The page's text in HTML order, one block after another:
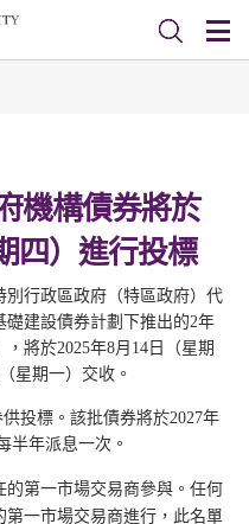
機構債券將於
四）進行投標
行政區政府（特區政府）代
建設債券計劃下推出的2年
將於2025年8月14日（星期
星期一）交收。
投標。該批債券將於2027年
半年派息一次。
第一市場交易商參與。任何
一市場交易商進行，此名單